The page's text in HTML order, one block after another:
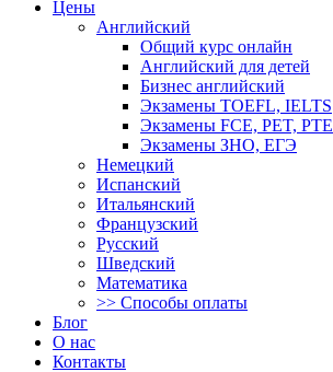
Цены
Английский
Общий курс онлайн
Английский для детей
Бизнес английский
Экзамены TOEFL, IELTS
Экзамены FCE, PET, PTE
Экзамены ЗНО, ЕГЭ
Немецкий
Испанский
Итальянский
Французский
Русский
Шведский
Математика
>> Способы оплаты
Блог
О нас
Контакты